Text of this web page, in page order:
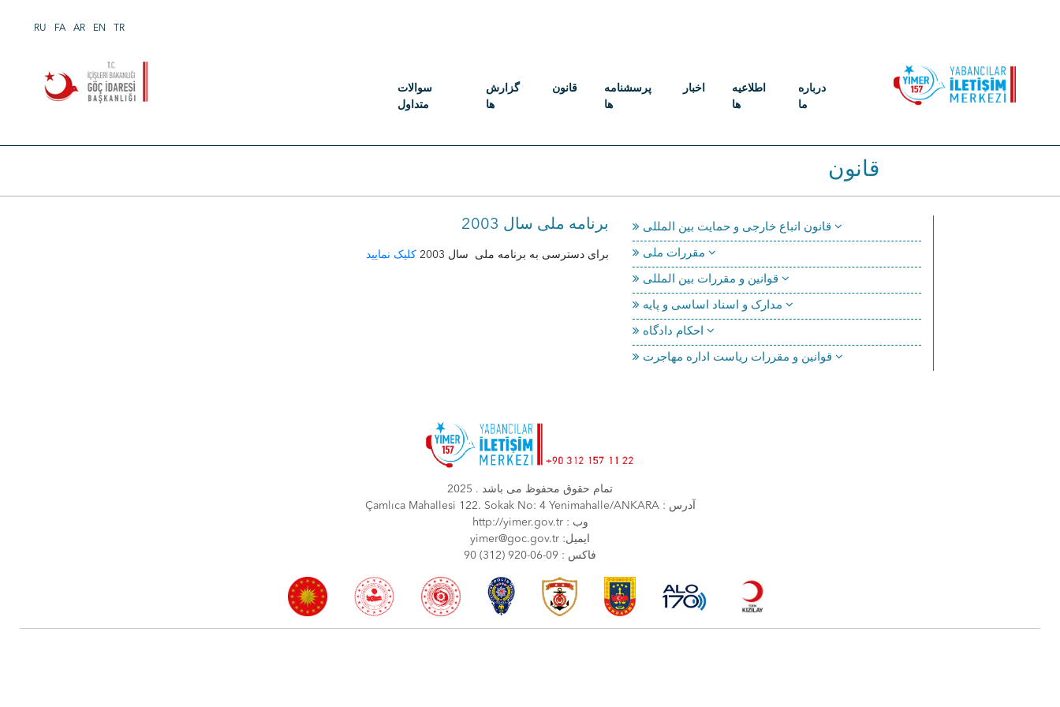
RU FA AR EN TR
سوالات
متداول
گزارش
ها
قانون
پرسشنامه
ها
اخبار
اطلاعیه
ها
درباره
ما
قانون
برنامه ملی سال 2003
برای دسترسی به برنامه ملی سال 2003 کلیک نمایید
تمام حقوق محفوظ می باشد . 2025
Çamlıca Mahallesi 122. Sokak No: 4 Yenimahalle/ANKARA : آدرس
http://yimer.gov.tr : وب
yimer@goc.gov.tr :ایمیل
90 (312) 920-06-09 : فاكس